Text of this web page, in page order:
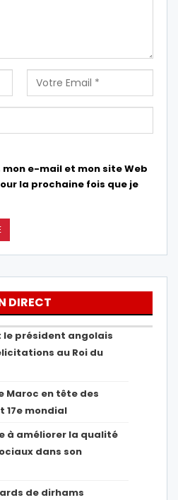
mon e-mail et mon site Web
la prochaine fois que je
DIRECT
le président angolais
au Roi du
Maroc en tête des
17e mondial
à améliorer la qualité
dans son
de dirhams